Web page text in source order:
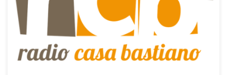
dicono che dal 1 gennaio 2011 ad oggi si sono collegati alla radio
ben 16.303 ascoltatori unici provenienti da USA, Italia, Canada,
Inghilterra, Giappone, Francia, Nuova Zelanda, Romania,
Norvegia, Russia, Spagna, Repubblica Ceca, Filippine, Polonia,
Germania, Colombia e Messico […]